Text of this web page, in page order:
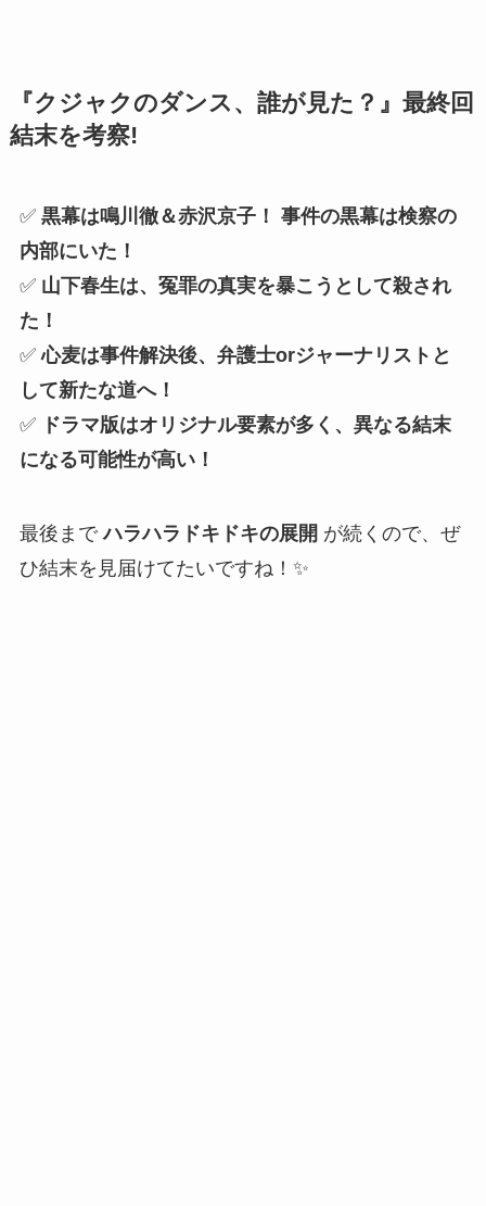
『クジャクのダンス、誰が見た？』最終回
結末を考察!
✅ 黒幕は鳴川徹＆赤沢京子！ 事件の黒幕は検察の
内部にいた！
✅ 山下春生は、冤罪の真実を暴こうとして殺され
た！
✅心麦は事件解決後、弁護士orジャーナリストと
して新たな道へ！
✅ ドラマ版はオリジナル要素が多く、異なる結末
になる可能性が高い！
最後までハラハラドキドキの展開 が続くので、ぜ
ひ結末を見届けてたいですね！✨